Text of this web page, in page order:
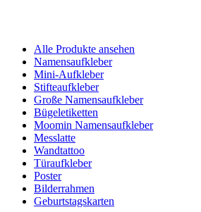
Alle Produkte ansehen
Namensaufkleber
Mini-Aufkleber
Stifteaufkleber
Große Namensaufkleber
Bügeletiketten
Moomin Namensaufkleber
Messlatte
Wandtattoo
Türaufkleber
Poster
Bilderrahmen
Geburtstagskarten